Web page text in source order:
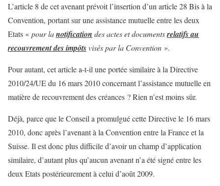
L’article 8 de cet avenant prévoit l’insertion d’un article 28 Bis à la
Convention, portant sur une assistance mutuelle entre les deux
Etats « pour lanotification des actes et documentsrelatifs au
recouvrement des impôtsvisés par la Convention ».
Pour autant, cet article a-t-il une portée similaire à la Directive
2010/24/UE du 16 mars 2010 concernant l’assistance mutuelle en
matière de recouvrement des créances ? Rien n’est moins sûr.
Déjà, parce que le Conseil a promulgué cette Directive le 16 mars
2010, donc après l’avenant à la Convention entre la France et la
Suisse. Il est donc plus difficile d’avoir un champ d’application
similaire, d’autant plus qu’aucun avenant n’a été signé entre les
deux Etats postérieurement à celui d’août 2009.